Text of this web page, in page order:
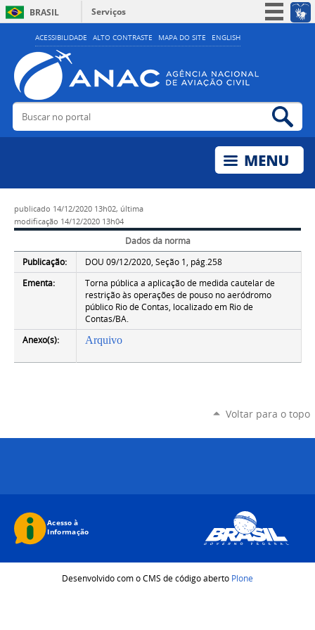
ACESSIBILIDADE ALTO CONTRASTE MAPA DO SITE ENGLISH
BRASIL
Serviços
Simplifique!
Acesso à informação
Legislação
Buscar no portal
publicado 14/12/2020 13h02, última
modificação 14/12/2020 13h04
Dados da norma
Publicação:
DOU 09/12/2020, Seção 1, pág.258
Ementa:
Torna pública a aplicação de medida cautelar de
restrição às operações de pouso no aeródromo
público Rio de Contas, localizado em Rio de
Contas/BA.
Anexo(s):
Arquivo
Voltar para o topo
Desenvolvido com o CMS de código aberto Plone